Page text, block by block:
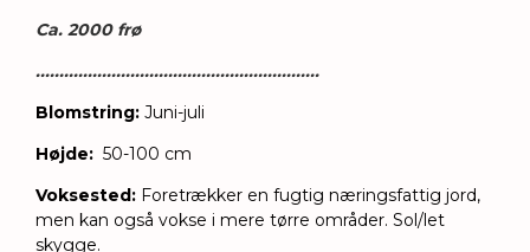
Ca. 2000 frø
............................................................
Blomstring: Juni-juli
Højde: 50-100 cm
Voksested: Foretrækker en fugtig næringsfattig jord,
men kan også vokse i mere tørre områder. Sol/let
skygge.